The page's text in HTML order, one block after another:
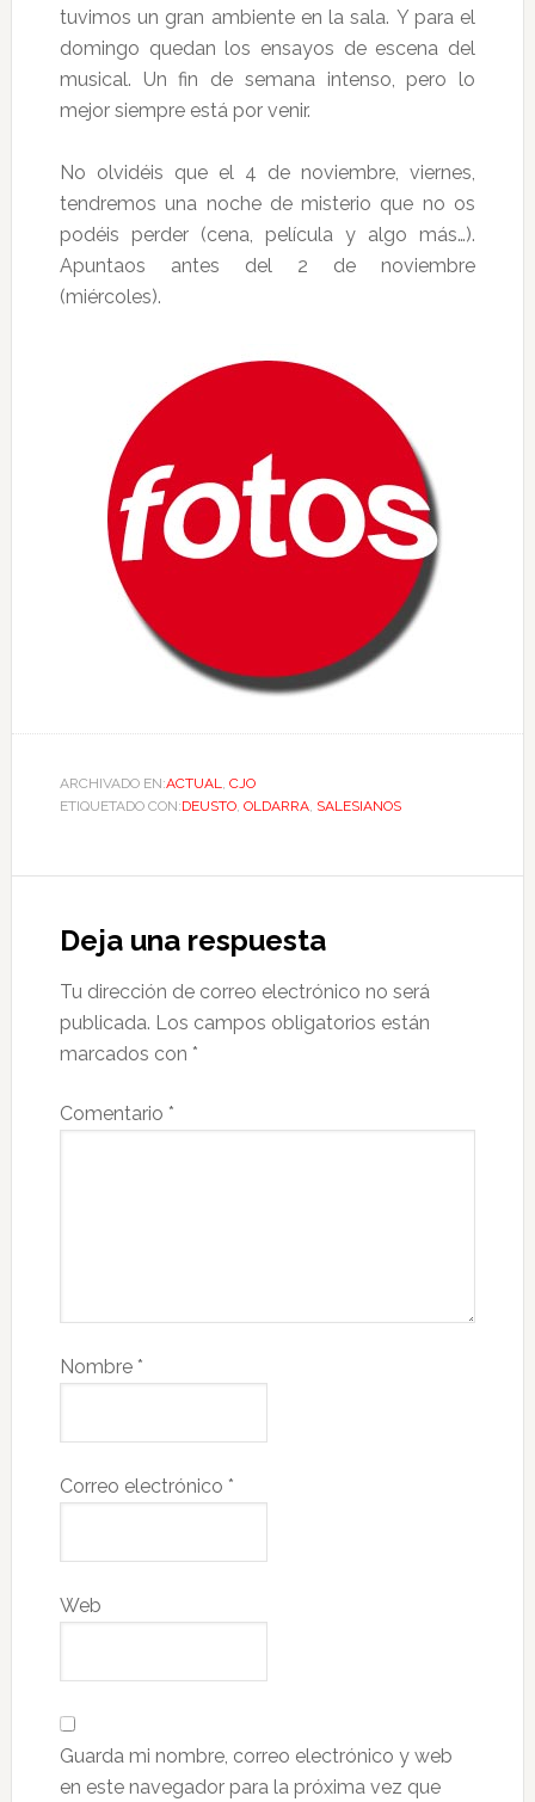
tuvimos un gran ambiente en la sala. Y para el
domingo quedan los ensayos de escena del
musical. Un fin de semana intenso, pero lo
mejor siempre está por venir.
No olvidéis que el 4 de noviembre, viernes,
tendremos una noche de misterio que no os
podéis perder (cena, película y algo más…).
Apuntaos antes del 2 de noviembre
(miércoles).
ARCHIVADO EN:ACTUAL, CJO
ETIQUETADO CON:DEUSTO, OLDARRA, SALESIANOS
Deja una respuesta
Tu dirección de correo electrónico no será
publicada. Los campos obligatorios están
marcados con *
Comentario *
Nombre *
Correo electrónico *
Web
Guarda mi nombre, correo electrónico y web
en este navegador para la próxima vez que